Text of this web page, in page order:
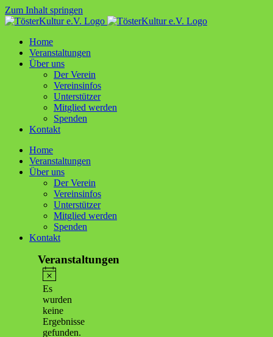
Zum Inhalt springen
Home
Ver­an­stal­tun­gen
Über uns
Der Ver­ein
Ver­ein­sin­fos
Unter­stüt­zer
Mit­glied werden
Spen­den
Kon­takt
Home
Ver­an­stal­tun­gen
Über uns
Der Ver­ein
Ver­ein­sin­fos
Unter­stüt­zer
Mit­glied werden
Spen­den
Kon­takt
Veranstaltungen
Hinweis
Es
wurden
keine
Ergebnisse
gefunden.